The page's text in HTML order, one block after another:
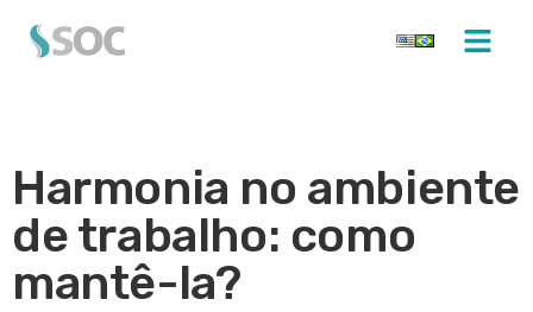
Harmonia no ambiente
de trabalho: como
mantê-la?